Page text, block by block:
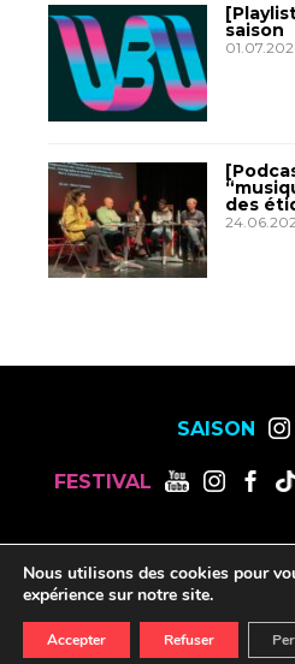
saison
des
SAISON
FESTIVAL
Nous utilisons des cookies pour
expérience sur notre site.
Accepter Refuser